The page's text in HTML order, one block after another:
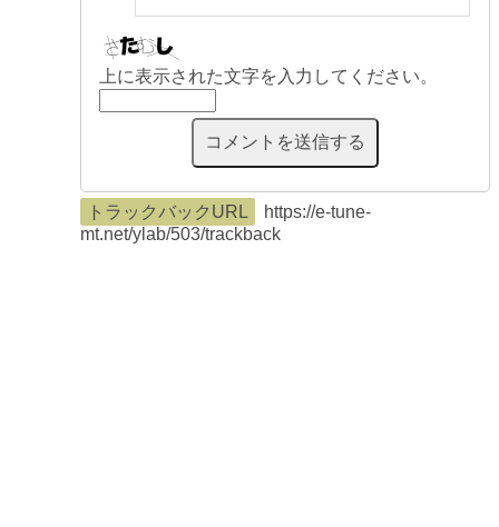
上に表示された文字を入力してください。
トラックバックURL
https://e-tune-
mt.net/ylab/503/trackback